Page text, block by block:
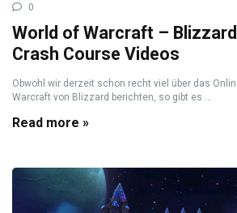
0
World of Warcraft –
Crash Course Videos
Obwohl wir derzeit schon recht viel über das
Warcraft von Blizzard berichten, so gibt es ...
Read more »